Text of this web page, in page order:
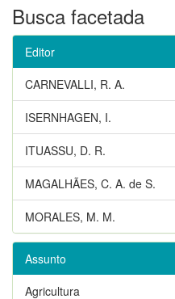
Busca facetada
Editor
CARNEVALLI, R. A.
ISERNHAGEN, I.
ITUASSU, D. R.
MAGALHÃES, C. A. de S.
MORALES, M. M.
Assunto
Agricultura